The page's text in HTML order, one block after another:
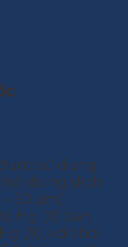
sử dụng
dung dịch
50 μm)
Hg (II) ban
(II), với thời